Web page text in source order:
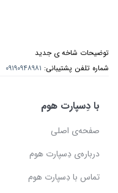
توضیحات شاخه ی جدید
شماره تلفن پشتیبانی: ۰۹۱۹۰۹۴۸۹۸۱
با دِسپارت هوم
صفحه‌ی اصلی
درباره‌ی دِسپارت هوم
تماس با دِسپارت هوم